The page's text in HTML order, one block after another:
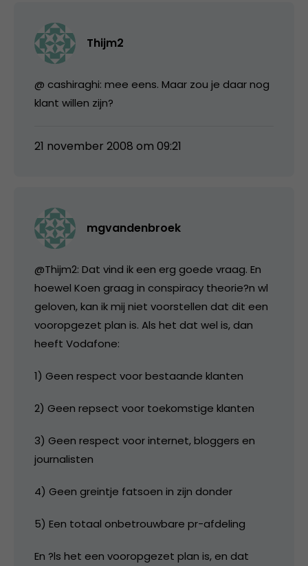
Thijm2
@ cashiraghi: mee eens. Maar zou je daar nog
klant willen zijn?
21 november 2008 om 09:21
mgvandenbroek
@Thijm2: Dat vind ik een erg goede vraag. En
hoewel Koen graag in conspiracy theorie?n wl
geloven, kan ik mij niet voorstellen dat dit een
vooropgezet plan is. Als het dat wel is, dan
heeft Vodafone:
1) Geen respect voor bestaande klanten
2) Geen repsect voor toekomstige klanten
3) Geen respect voor internet, bloggers en
journalisten
4) Geen greintje fatsoen in zijn donder
5) Een totaal onbetrouwbare pr-afdeling
En ?ls het een vooropgezet plan is, en dat